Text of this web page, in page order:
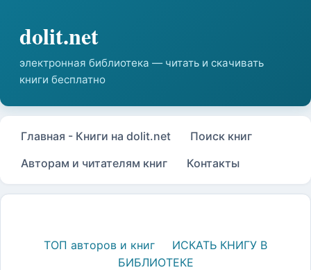
Главная - Книги на dolit.net
Поиск книг
Авторам и читателям книг
Контакты
ТОП авторов и книг
ИСКАТЬ КНИГУ В
БИБЛИОТЕКЕ